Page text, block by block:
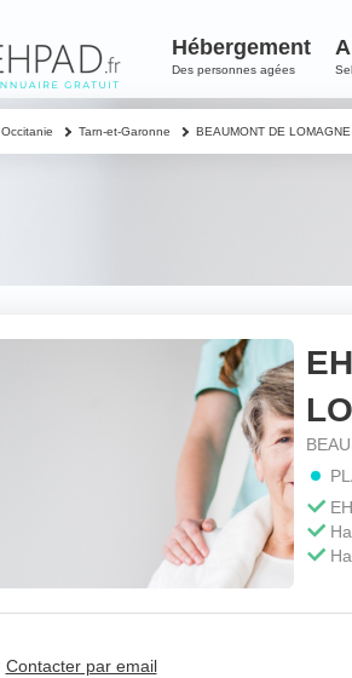
Hébergement
Des personnes agées
Contacter un proche
Votre nom & prénom*
Nom & prénom du résident à
Contacter par email
Occitanie Tarn-et-Garonne BEAUMONT DE